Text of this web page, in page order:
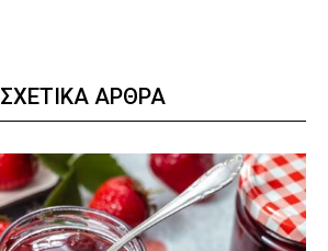
ΣΧΕΤΙΚΑ ΑΡΘΡΑ